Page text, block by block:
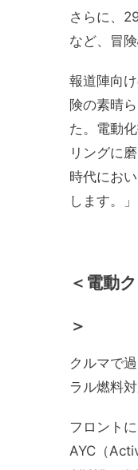
さらに、
など、冒
報道陣向
険の素晴
た。電動
リングに
時代にお
します。
＜電動
＞
クルマで
ラル燃料
フロント
AYC（